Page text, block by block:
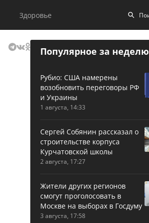
Здоровье
Популярное за неделю
Рубио: США намерены
возобновить переговоры РФ
и Украины
1 августа, 14:33
Сергей Собянин рассказал о
строительстве корпуса
Курчатовской школы
2 августа, 17:27
Жители других регионов
смогут проголосовать в
Москве на выборах в Госдуму
3 августа, 17:58